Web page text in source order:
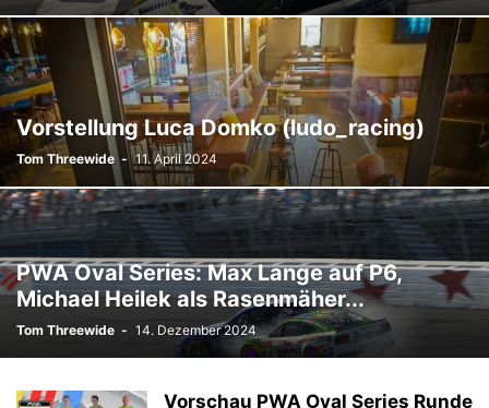
Vorstellung Luca Domko (ludo_racing)
Tom Threewide - 11. April 2024
PWA Oval Series: Max Lange auf P6,
Michael Heilek als Rasenmäher...
Tom Threewide - 14. Dezember 2024
Vorschau PWA Oval Series Runde